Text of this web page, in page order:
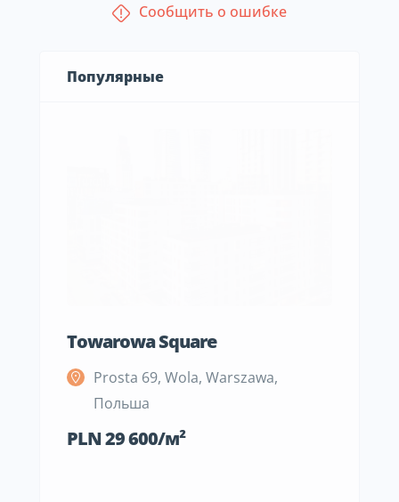
Сообщить о ошибке
Популярные
Towarowa Square
Prosta 69, Wola, Warszawa,
Польша
PLN 29 600/м²